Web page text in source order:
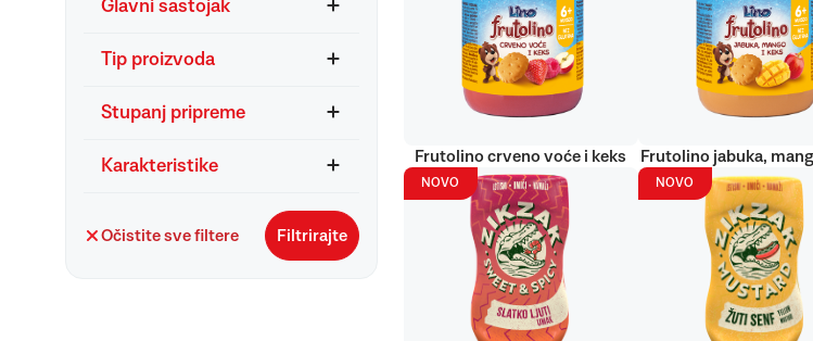
Glavni sastojak
Tip proizvoda
Stupanj pripreme
Karakteristike
Očistite sve filtere Filtrirajte
Frutolino crveno voće i keks Frutolino jabuka,
NOVO NOVO